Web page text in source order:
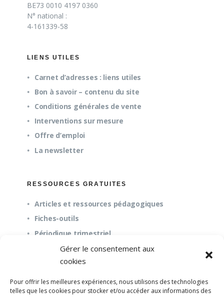
Gérer le consentement aux
cookies
Pour offrir les meilleures expériences, nous utilisons des technologies
telles que les cookies pour stocker et/ou accéder aux informations des
BE73 0010 4197 0360
N° national :
4-161339-58
LIENS UTILES
Carnet d’adresses : liens utiles
Bon à savoir – contenu du site
Conditions générales de vente
Interventions sur mesure
Offre d’emploi
La newsletter
RESSOURCES GRATUITES
Articles et ressources pédagogiques
Fiches-outils
Périodique trimestriel
À propos